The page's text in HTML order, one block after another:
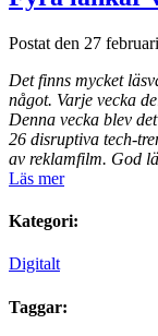
Postat den 27
Det finns mycket
något. Varje vecka
Denna vecka blev
26 disruptiva tech-
av reklamfilm. God
Läs mer
Kategori:
Digitalt
Taggar: